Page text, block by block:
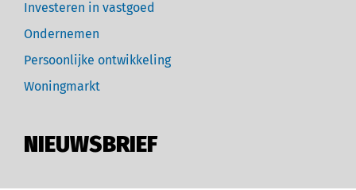
Investeren in vastgoed
Ondernemen
Persoonlijke ontwikkeling
Woningmarkt
NIEUWSBRIEF